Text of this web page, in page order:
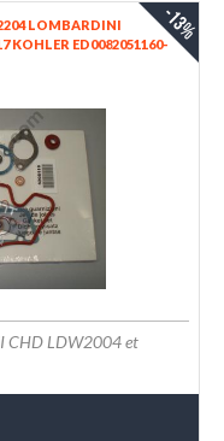
LOMBARDINI
KOHLER ED0082051160-
-13%
CHD LDW2004 et